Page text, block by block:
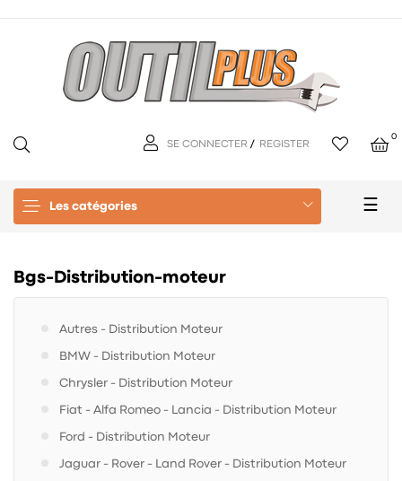
SE CONNECTER / REGISTER
0
Les catégories ☰
Bgs-Distribution-moteur
Autres - Distribution Moteur
BMW - Distribution Moteur
Chrysler - Distribution Moteur
Fiat - Alfa Romeo - Lancia - Distribution Moteur
Ford - Distribution Moteur
Jaguar - Rover - Land Rover - Distribution Moteur